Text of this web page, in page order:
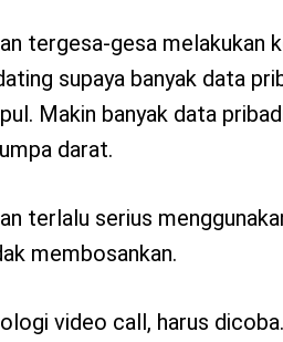
tergesa-gesa melakukan
supaya banyak data
Makin banyak data
darat.
terlalu serius
membosankan.
video call, harus